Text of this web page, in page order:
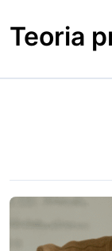
to
content
Teoria